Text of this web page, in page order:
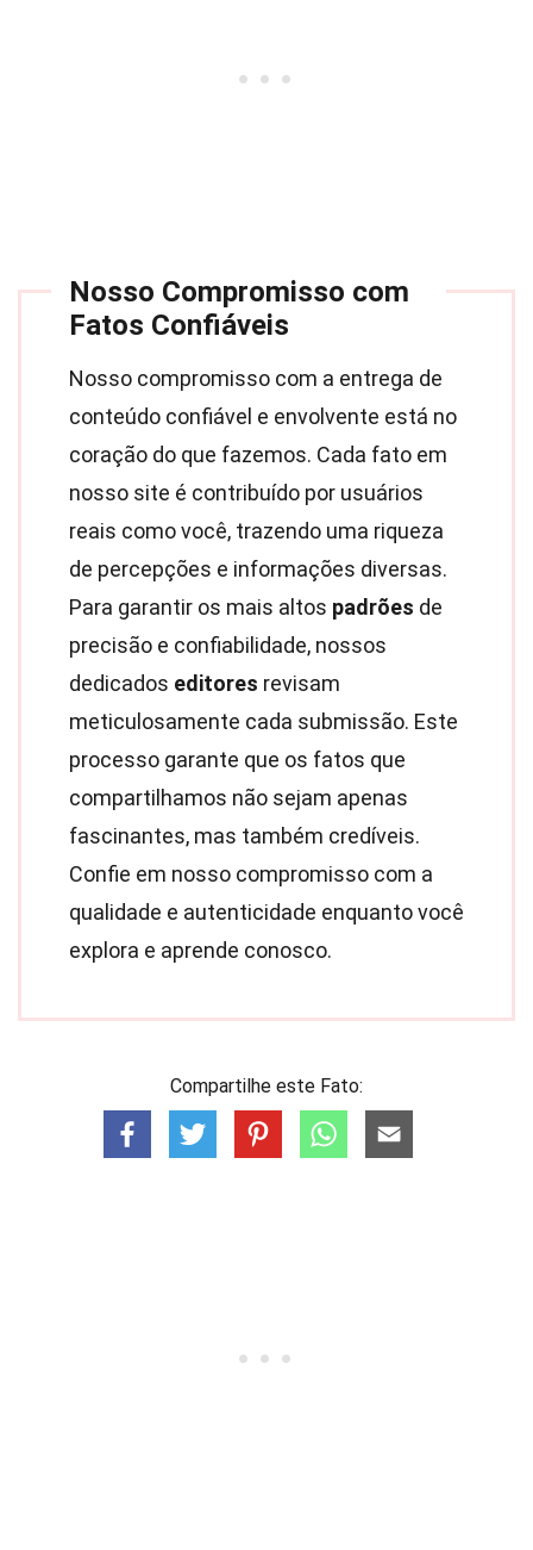
Nosso Compromisso com
Fatos Confiáveis
Nosso compromisso com a entrega de
conteúdo confiável e envolvente está no
coração do que fazemos. Cada fato em
nosso site é contribuído por usuários
reais como você, trazendo uma riqueza
de percepções e informações diversas.
Para garantir os mais altos padrões de
precisão e confiabilidade, nossos
dedicados editores revisam
meticulosamente cada submissão. Este
processo garante que os fatos que
compartilhamos não sejam apenas
fascinantes, mas também credíveis.
Confie em nosso compromisso com a
qualidade e autenticidade enquanto você
explora e aprende conosco.
Compartilhe este Fato: